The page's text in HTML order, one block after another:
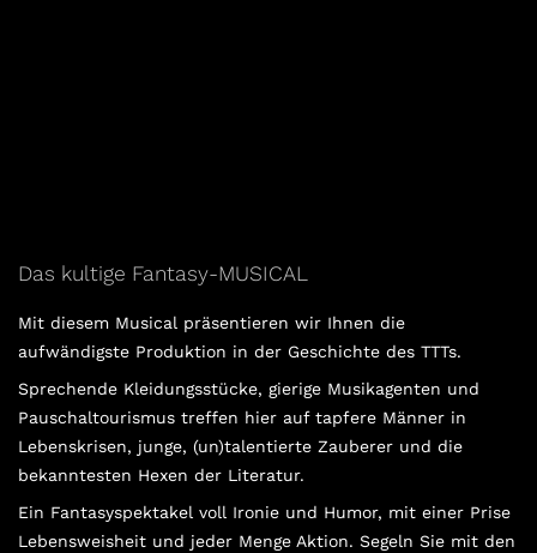
Das kultige Fantasy-MUSICAL
Mit diesem Musical präsentieren wir Ihnen die
aufwändigste Produktion in der Geschichte des TTTs.
Sprechende Kleidungsstücke, gierige Musikagenten und
Pauschaltourismus treffen hier auf tapfere Männer in
Lebenskrisen, junge, (un)talentierte Zauberer und die
bekanntesten Hexen der Literatur.
Ein Fantasyspektakel voll Ironie und Humor, mit einer Prise
Lebensweisheit und jeder Menge Aktion. Segeln Sie mit den